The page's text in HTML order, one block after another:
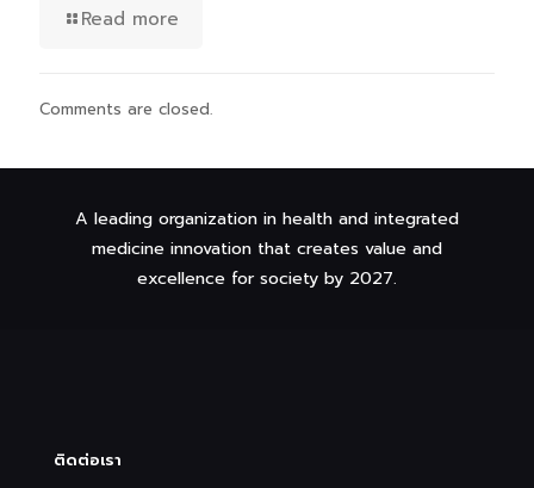
Read more
Comments are closed.
A leading organization in health and integrated
medicine innovation that creates value and
excellence for society by 2027.
ติดต่อเรา